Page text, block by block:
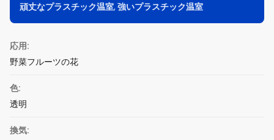
頑丈なプラスチック温室, 強いプラスチック温室
応用:
野菜フルーツの花
色:
透明
換気: